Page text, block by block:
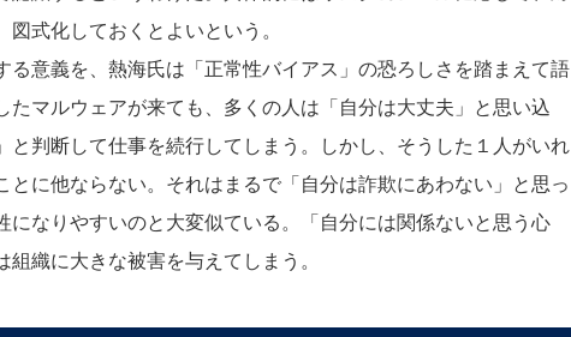
式化しておくとよいという。
意義を、熱海氏は「正常性バイアス」の恐ろしさを踏まえて語
たマルウェアが来ても、多くの人は「自分は大丈夫」と思い込
と判断して仕事を続行してしまう。しかし、そうした１人がいれ
とに他ならない。それはまるで「自分は詐欺にあわない」と思っ
になりやすいのと大変似ている。「自分には関係ないと思う心
織に大きな被害を与えてしまう。